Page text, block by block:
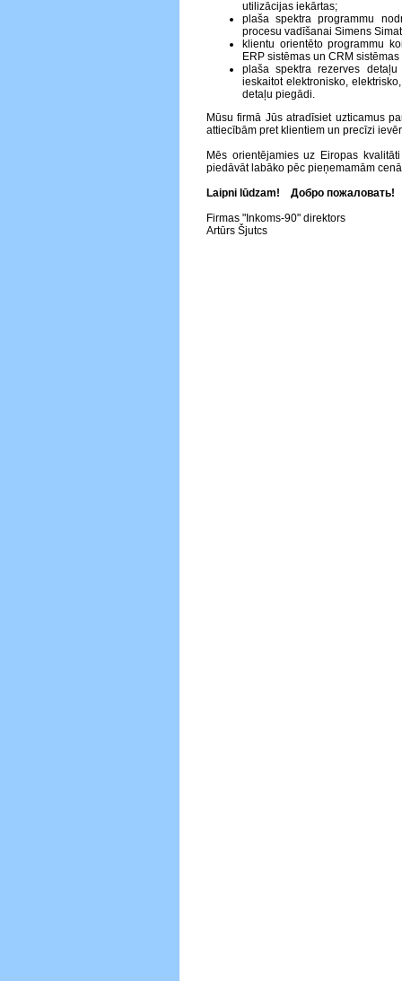
utilizācijas iekārtas;
plaša spektra programmu
procesu vadīšanai Simens
klientu orientēto programmu
ERP sistēmas un CRM
plaša spektra rezerves detaļu
ieskaitot elektronisko,
detaļu piegādi.
Mūsu firmā Jūs atradīsiet uzticamus
attiecībām pret klientiem un precīzi
Mēs orientējamies uz Eiropas
piedāvāt labāko pēc pieņemamām
Laipni lūdzam! Добро
Firmas "Inkoms-90" direktors
Artūrs Šjutcs